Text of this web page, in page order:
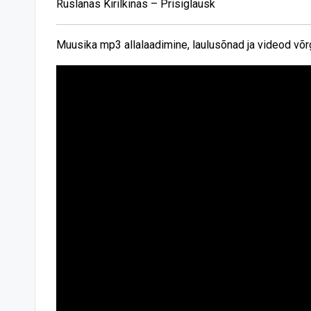
Ruslanas Kirilkinas – Prisiglausk
Muusika mp3 allalaadimine, laulusõnad ja videod